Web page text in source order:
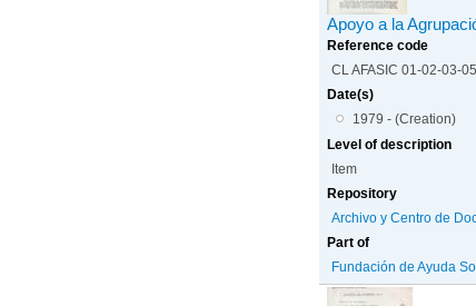
Apoyo a la
Reference code
CL AFASIC 01-02-03-
Date(s)
1979 - (Creation)
Level of description
Item
Repository
Archivo y Centro de
Part of
Fundación de Ayuda